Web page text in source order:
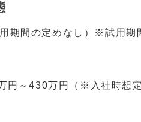
期間の定めなし）※試用期
円～430万円（※入社時想定